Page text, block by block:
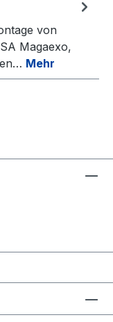
von
Magaexo,
Mehr